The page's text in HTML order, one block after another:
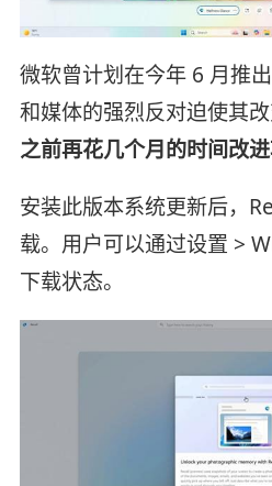
微软曾计划在今年 6 月推
和媒体的强烈反对迫使其改
之前再花几个月的时间改
安装此版本系统更新后，
载。用户可以通过设置 >
下载状态。